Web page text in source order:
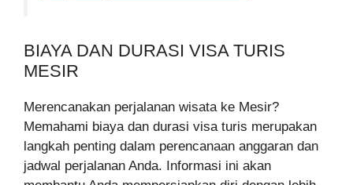
BIAYA DAN DURASI VISA TURIS
MESIR
Merencanakan perjalanan wisata ke Mesir?
Memahami biaya dan durasi visa turis merupakan
langkah penting dalam perencanaan anggaran dan
jadwal perjalanan Anda. Informasi ini akan